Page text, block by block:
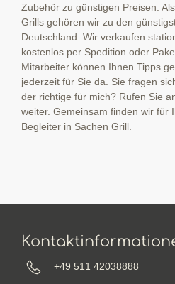
Zubehör zu günstigen Preisen.
Grills gehören wir zu den
Deutschland. Wir verkaufen
kostenlos per Spedition oder
Mitarbeiter können Ihnen Tipps
jederzeit für Sie da. Sie fragen
der richtige für mich? Rufen Sie
weiter. Gemeinsam finden wir für
Begleiter in Sachen Grill.
+49 511 42038888